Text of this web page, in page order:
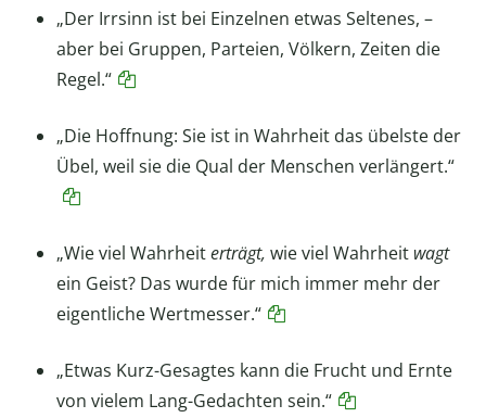
„Der Irrsinn ist bei Einzelnen etwas Seltenes, –
aber bei Gruppen, Parteien, Völkern, Zeiten die
Regel.“
„Die Hoffnung: Sie ist in Wahrheit das übelste der
Übel, weil sie die Qual der Menschen verlängert.“
„Wie viel Wahrheiterträgt, wie viel Wahrheit wagt
ein Geist? Das wurde für mich immer mehr der
eigentliche Wertmesser.“
„Etwas Kurz-Gesagtes kann die Frucht und Ernte
von vielem Lang-Gedachten sein.“